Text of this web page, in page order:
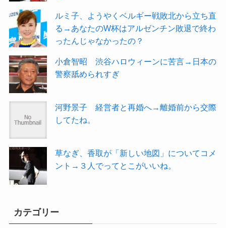
ルミ子、ようやくベルギー戦敗北から立ち直
る→あなたのW杯はアルゼンチン敗退で終わ
ったんじゃなかったの？
小倉智昭 渋谷ハロウィーンに苦言→日本の
警察舐められすぎ
河野景子 経営者と再婚へ→離婚前から交際
してたね。
草なぎ、香取が「新しい地図」についてコメ
ント→３人でってとこがいいね。
カテゴリー